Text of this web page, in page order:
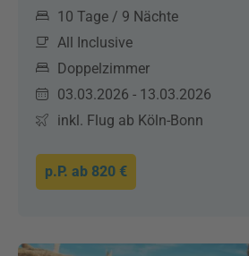
10 Tage / 9 Nächte
All Inclusive
Doppelzimmer
03.03.2026 - 13.03.2026
inkl. Flug ab Köln-Bonn
p.P. ab 820 €